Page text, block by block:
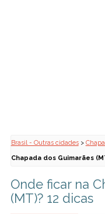
Brasil - Outras cidades>
Chapada dos Guimarães
Onde ficar na
(MT)? 12 dicas